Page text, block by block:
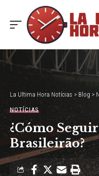
La Ultima Hora Notícias > Blog >
NOTÍCIAS
¿Cómo
Brasileirão?